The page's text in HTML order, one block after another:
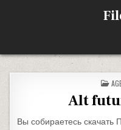
Alt
Вы собираетесь скачать